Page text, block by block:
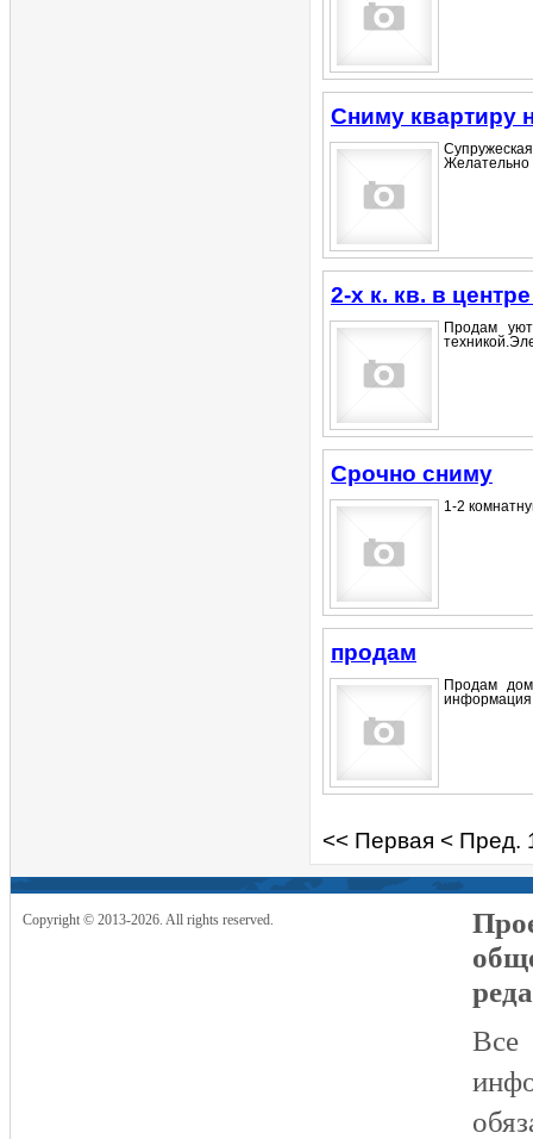
Сниму квартиру
Желательно
2-х к. кв. в
Продам
Срочно сниму
1-2
продам
Продам
информация
<< Первая < Пред.
Copyright © 2013-2026. All rights reserved.